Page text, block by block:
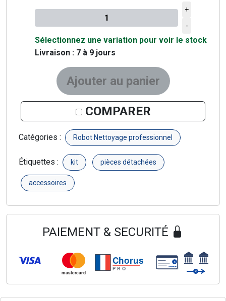
Quantité à ajouter au panier
+
-
Sélectionnez une variation pour voir le stock
Livraison : 7 à 9 jours
Ajouter au panier
COMPARER
Catégories : Robot Nettoyage professionnel
Étiquettes : kit pièces détachées
accessoires
PAIEMENT & SECURITÉ
mastercard
Chorus
PRO
€
€